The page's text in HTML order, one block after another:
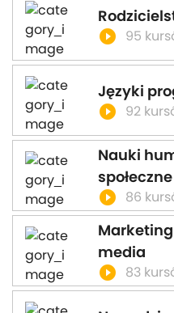
play_circle_filled 95
Języki
play_circle_filled 92
Nauki
społeczne
play_circle_filled 86
media
play_circle_filled 83